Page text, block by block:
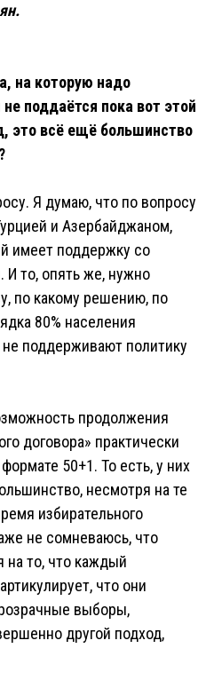
на которую надо
поддаётся пока вот этой
это всё ещё большинство
Я думаю, что по вопросу
и Азербайджаном,
имеет поддержку со
И то, опять же, нужно
по какому решению, по
80% населения
поддерживают политику
продолжения
договора» практически
50+1. То есть, у них
несмотря на те
избирательного
не сомневаюсь, что
на то, что каждый
что они
выборы,
другой подход,